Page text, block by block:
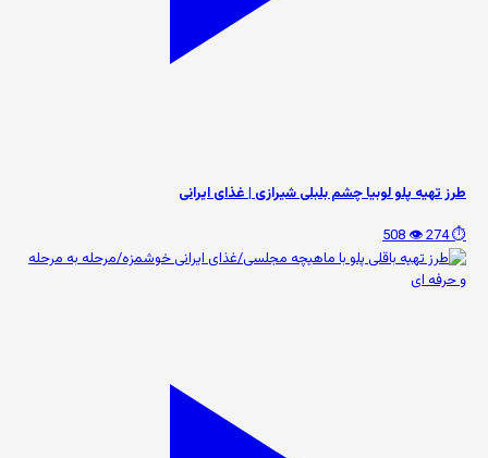
طرز تهیه پلو لوبیا چشم بلبلی شیرازی | غذای ایرانی
⏱️ 274
👁️ 508